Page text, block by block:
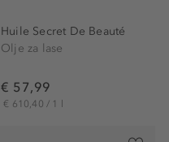
Huile Secret De Beauté
Olje za lase
€ 57,99
€ 610,40 / 1 l